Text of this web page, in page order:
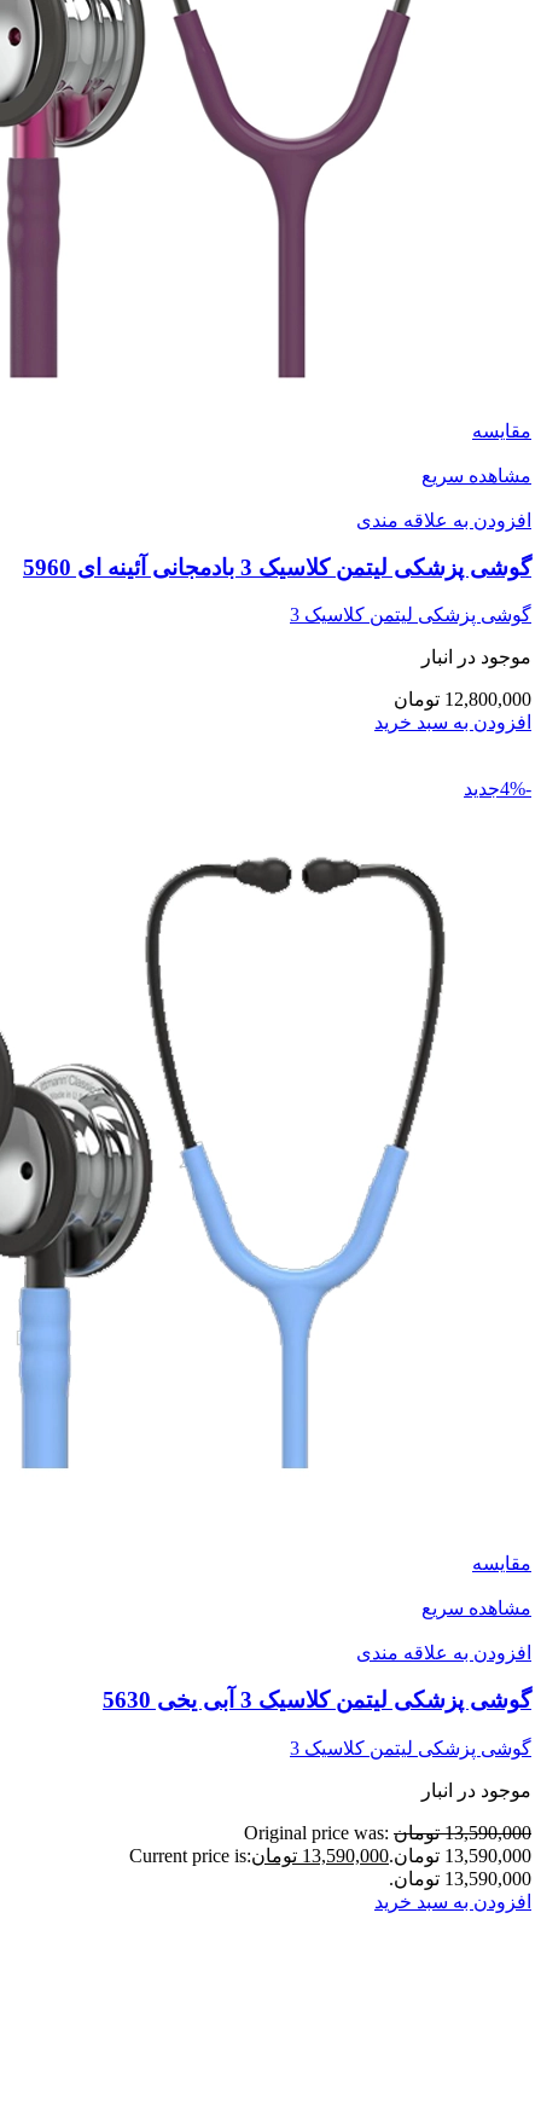
مقایسه
مشاهده سریع
افزودن به علاقه مندی
گوشی پزشکی لیتمن کلاسیک 3 بادمجانی آئینه ای 5960
گوشی پزشکی لیتمن کلاسیک 3
موجود در انبار
12,800,000 تومان
افزودن به سبد خرید
-4%جدید
مقایسه
مشاهده سریع
افزودن به علاقه مندی
گوشی پزشکی لیتمن کلاسیک 3 آبی یخی 5630
گوشی پزشکی لیتمن کلاسیک 3
موجود در انبار
13,590,000 تومان
Original price was:
13,590,000 تومان.
13,590,000 تومان
Current price is:
13,590,000 تومان.
افزودن به سبد خرید